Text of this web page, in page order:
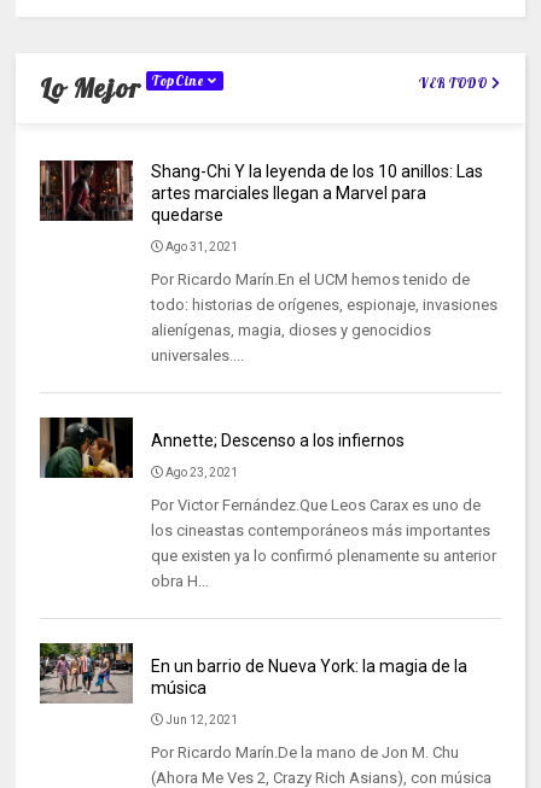
Lo Mejor TopCine VER TODO
Shang-Chi Y la leyenda de los 10 anillos: Las
artes marciales llegan a Marvel para
quedarse
Ago 31, 2021
Por Ricardo Marín.En el UCM hemos tenido de
todo: historias de orígenes, espionaje, invasiones
alienígenas, magia, dioses y genocidios
universales....
Annette; Descenso a los infiernos
Ago 23, 2021
Por Victor Fernández.Que Leos Carax es uno de
los cineastas contemporáneos más importantes
que existen ya lo confirmó plenamente su anterior
obra H...
En un barrio de Nueva York: la magia de la
música
Jun 12, 2021
Por Ricardo Marín.De la mano de Jon M. Chu
(Ahora Me Ves 2, Crazy Rich Asians), con música